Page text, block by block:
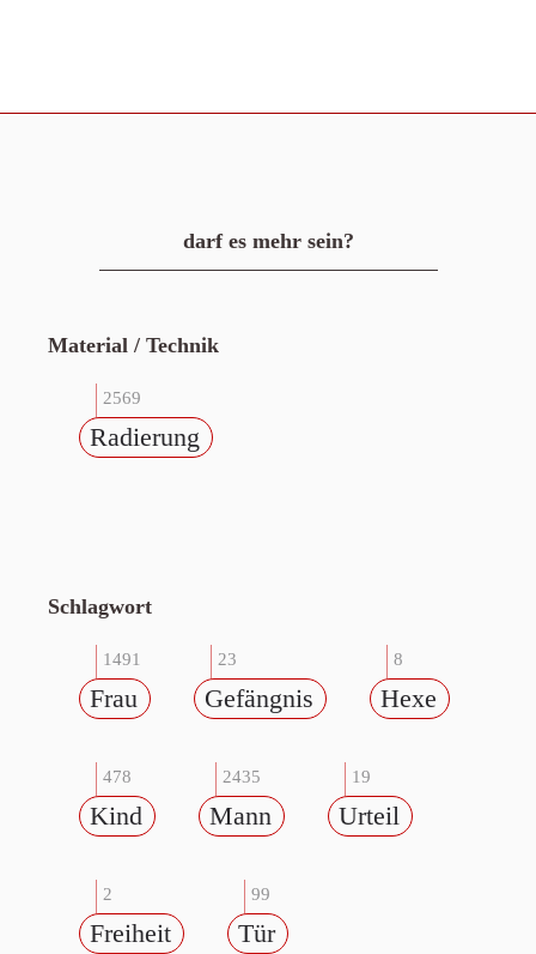
darf es mehr sein?
Material / Technik
2569
Radierung
Schlagwort
1491
Frau
23
Gefängnis
8
Hexe
478
Kind
2435
Mann
19
Urteil
2
Freiheit
99
Tür